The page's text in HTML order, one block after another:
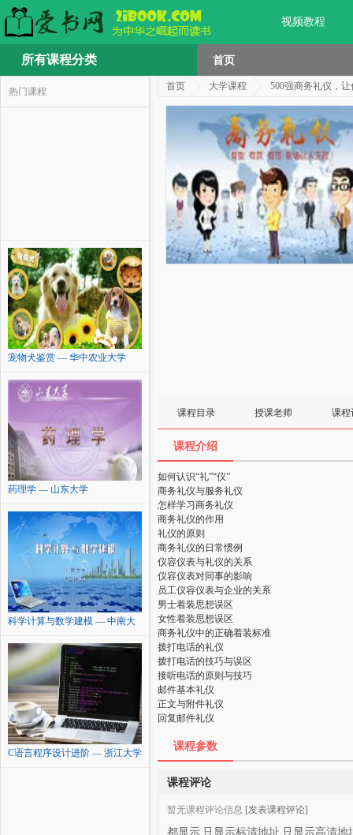
视频教程
所有课程分类 首页
热门课程
宠物犬鉴赏 — 华中农业大学
药理学 — 山东大学
科学计算与数学建模 — 中南大
学
C语言程序设计进阶 — 浙江大学
首页 大学课程 500强商务礼仪，
课程目录 授课老师 课程
课程介绍
如何认识“礼”“仪”
商务礼仪与服务礼仪
怎样学习商务礼仪
商务礼仪的作用
礼仪的原则
商务礼仪的日常惯例
仪容仪表与礼仪的关系
仪容仪表对同事的影响
员工仪容仪表与企业的关系
男士着装思想误区
女性着装思想误区
商务礼仪中的正确着装标准
拨打电话的礼仪
拨打电话的技巧与误区
接听电话的原则与技巧
邮件基本礼仪
正文与附件礼仪
回复邮件礼仪
课程参数
课程评论
暂无课程评论信息 [发表课程评论]
都显示 只显示标清地址 只显示高清地